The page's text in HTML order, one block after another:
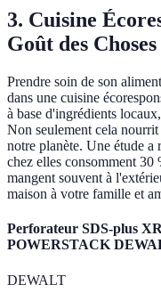
3. Cuisine
Goût des
Prendre soin de son
dans une cuisine
à base d'ingrédients
Non seulement cela
notre planète. Une étude a
chez elles consomment 30
mangent souvent à
maison à votre famille et
Perforateur SDS-plus
POWERSTACK
DEWALT